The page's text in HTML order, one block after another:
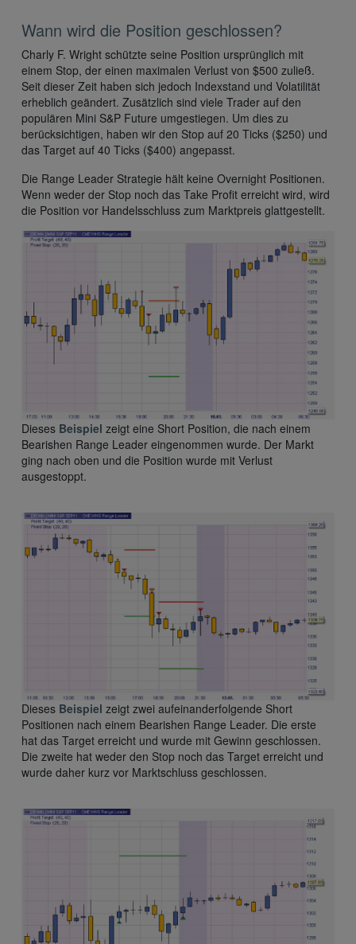
Wann wird die Position geschlossen?
Charly F. Wright schützte seine Position ursprünglich mit
einem Stop, der einen maximalen Verlust von $500 zuließ.
Seit dieser Zeit haben sich jedoch Indexstand und Volatilität
erheblich geändert. Zusätzlich sind viele Trader auf den
populären Mini S&P Future umgestiegen. Um dies zu
berücksichtigen, haben wir den Stop auf 20 Ticks ($250) und
das Target auf 40 Ticks ($400) angepasst.
Die Range Leader Strategie hält keine Overnight Positionen.
Wenn weder der Stop noch das Take Profit erreicht wird, wird
die Position vor Handelsschluss zum Marktpreis glattgestellt.
Dieses Beispiel zeigt eine Short Position, die nach einem
Bearishen Range Leader eingenommen wurde. Der Markt
ging nach oben und die Position wurde mit Verlust
ausgestoppt.
Dieses Beispiel zeigt zwei aufeinanderfolgende Short
Positionen nach einem Bearishen Range Leader. Die erste
hat das Target erreicht und wurde mit Gewinn geschlossen.
Die zweite hat weder den Stop noch das Target erreicht und
wurde daher kurz vor Marktschluss geschlossen.